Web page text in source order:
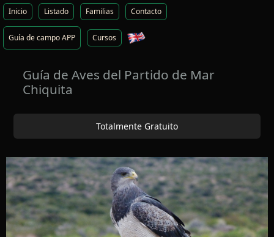
Inicio Listado Familias Contacto
Guía de campo APP Cursos
Guía de Aves del Partido de Mar
Chiquita
Totalmente Gratuito